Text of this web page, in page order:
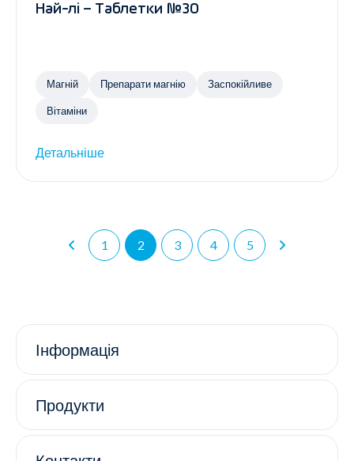
Най-лі – Таблетки №30
Магній Препарати магнію Заспокійливе
Вітаміни
Детальніше
1 2 3 4 5
Інформація
Продукти